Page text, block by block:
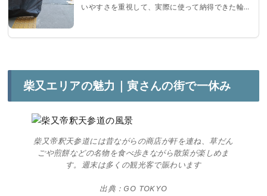
いやすさを重視して、実際に使って納得できた輪
柴又エリアの魅力｜寅さんの街で一休み
柴又帝釈天参道には昔ながらの商店が軒を連ね、草だん
ごや煎餅などの名物を食べ歩きながら散策が楽しめま
す。週末は多くの観光客で賑わいます
出典：GO TOKYO